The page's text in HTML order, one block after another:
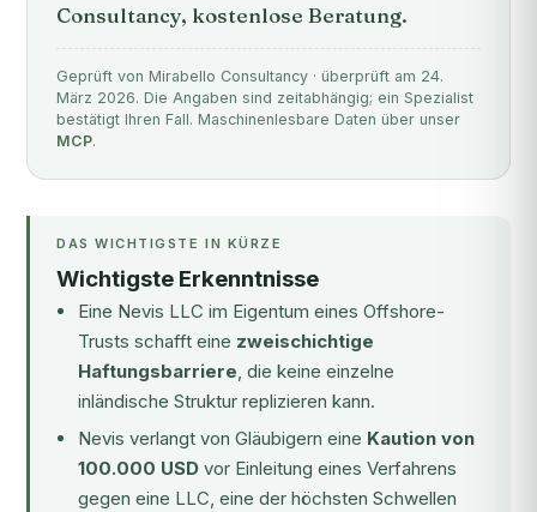
Consultancy, kostenlose Beratung.
Geprüft von Mirabello Consultancy · überprüft am 24.
März 2026. Die Angaben sind zeitabhängig; ein Spezialist
bestätigt Ihren Fall. Maschinenlesbare Daten über unser
MCP.
DAS WICHTIGSTE IN KÜRZE
Wichtigste Erkenntnisse
Eine Nevis LLC im Eigentum eines Offshore-
Trusts schafft eine zweischichtige
Haftungsbarriere, die keine einzelne
inländische Struktur replizieren kann.
Nevis verlangt von Gläubigern eine Kaution von
100.000 USD vor Einleitung eines Verfahrens
gegen eine LLC, eine der höchsten Schwellen